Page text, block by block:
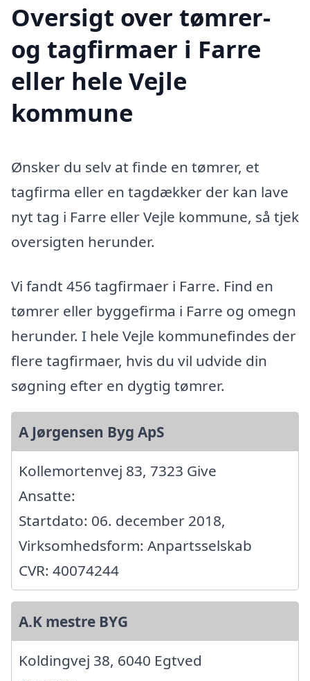
Oversigt over tømrer-
og tagfirmaer i Farre
eller hele Vejle
kommune
Ønsker du selv at finde en tømrer, et
tagfirma eller en tagdækker der kan lave
nyt tag i Farre eller Vejle kommune, så tjek
oversigten herunder.
Vi fandt 456 tagfirmaer i Farre. Find en
tømrer eller byggefirma i Farre og omegn
herunder. I hele Vejle kommunefindes der
flere tagfirmaer, hvis du vil udvide din
søgning efter en dygtig tømrer.
A Jørgensen Byg ApS
Kollemortenvej 83, 7323 Give
Ansatte:
Startdato: 06. december 2018,
Virksomhedsform: Anpartsselskab
CVR: 40074244
A.K mestre BYG
Koldingvej 38, 6040 Egtved